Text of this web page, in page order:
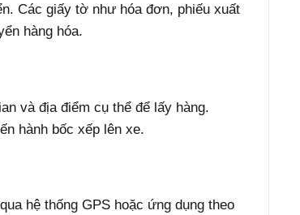
Các giấy tờ như hóa đơn, phiếu xuất
hàng hóa.
và địa điểm cụ thể để lấy hàng.
hành bốc xếp lên xe.
hệ thống GPS hoặc ứng dụng theo